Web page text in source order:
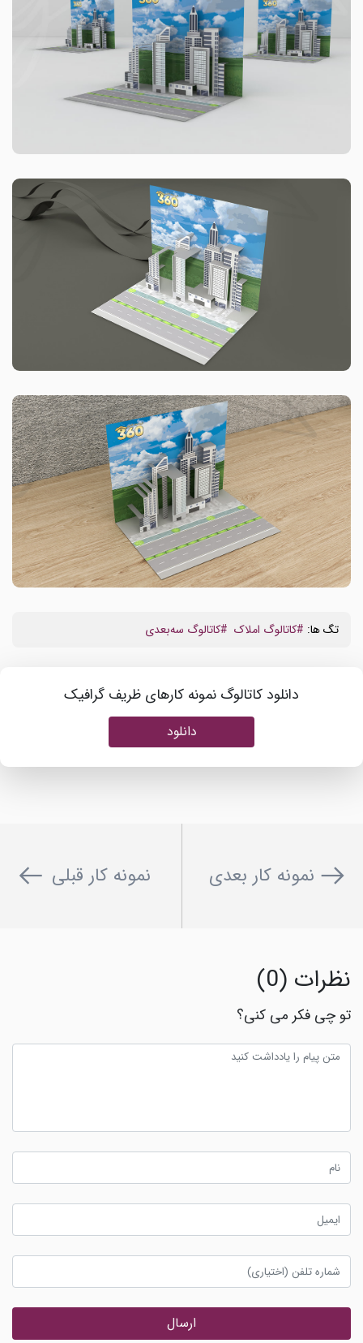
تگ ها: #کاتالوگ املاک #کاتالوگ سه‌بعدی
دانلود کاتالوگ نمونه کارهای ظریف گرافیک
دانلود
نمونه کار بعدی نمونه کار قبلی
نظرات (0)
تو چی فکر می کنی؟
ارسال